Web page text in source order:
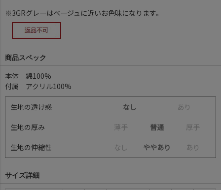
※3GRグレーはベージュに近いお色味になります。
商品スペック
本体 綿100%
付属 アクリル100%
生地の透け感 なし あ り
生地の厚み 薄手 普通 厚手
生地の伸縮性 な し ややあり あ り
サイズ詳細